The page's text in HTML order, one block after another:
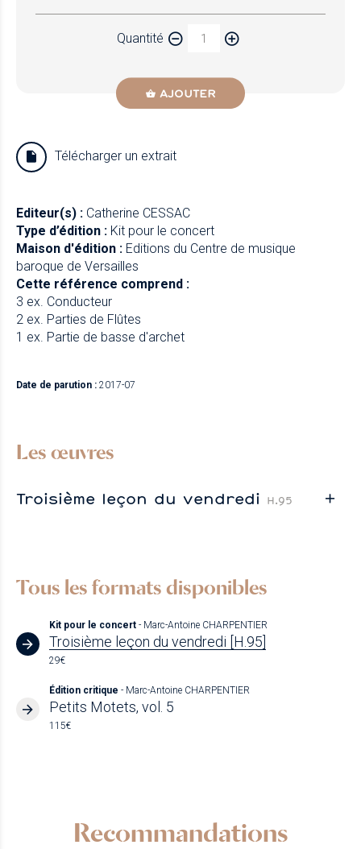
Quantité
AJOUTER
Télécharger un extrait
Editeur(s) : Catherine CESSAC
Type d’édition : Kit pour le concert
Maison d'édition : Editions du Centre de musique
baroque de Versailles
Cette référence comprend :
3 ex. Conducteur
2 ex. Parties de Flûtes
1 ex. Partie de basse d'archet
Date de parution : 2017-07
Les œuvres
Troisième leçon du vendredi H.95
Tous les formats disponibles
Kit pour le concert - Marc-Antoine CHARPENTIER
Troisième leçon du vendredi [H.95]
29€
Édition critique - Marc-Antoine CHARPENTIER
Petits Motets, vol. 5
115€
Recommandations